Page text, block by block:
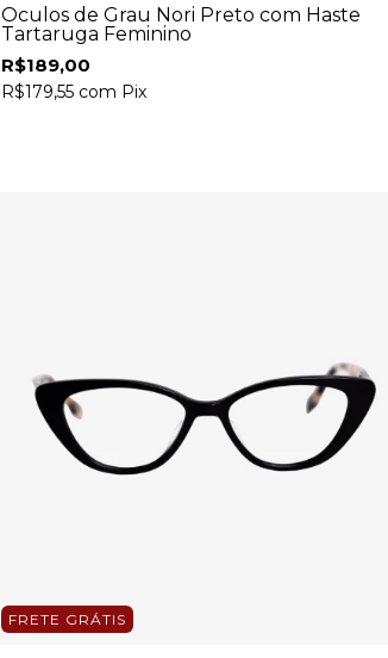
Óculos de Grau Nori Preto com Haste
Tartaruga Feminino
R$189,00
R$179,55 com Pix
FRETE GRÁTIS